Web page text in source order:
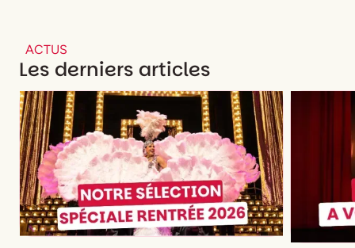
ACTUS
Les derniers articles